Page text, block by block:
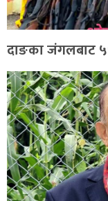
दाङका जंगलबाट